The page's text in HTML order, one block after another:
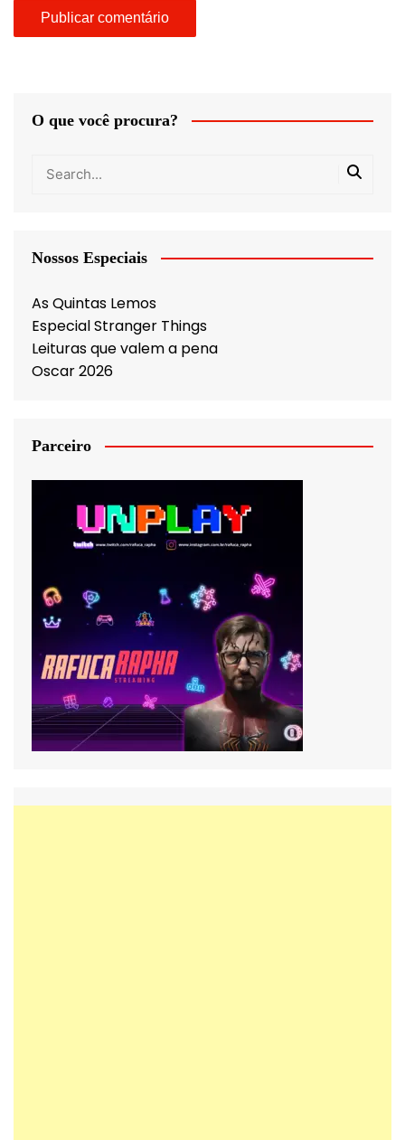
O que você procura?
Nossos Especiais
As Quintas Lemos
Especial Stranger Things
Leituras que valem a pena
Oscar 2026
Parceiro